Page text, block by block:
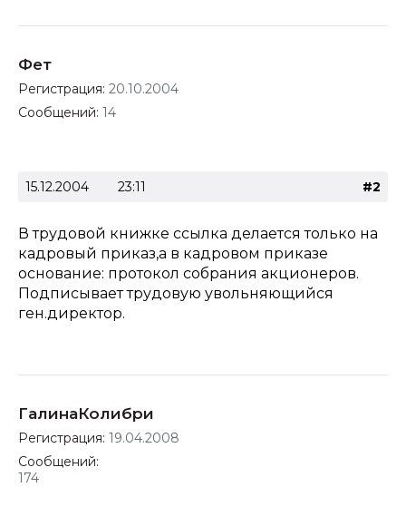
Фет
Регистрация: 20.10.2004
Сообщений: 14
15.12.2004 23:11 #2
В трудовой книжке ссылка делается только на
кадровый приказ,а в кадровом приказе
основание: протокол собрания акционеров.
Подписывает трудовую увольняющийся
ген.директор.
ГалинаКолибри
Регистрация: 19.04.2008
Сообщений:
174